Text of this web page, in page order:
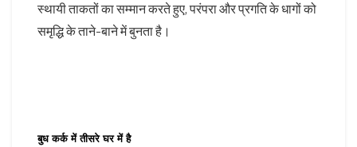
स्थायी ताकतों का सम्मान करते हुए, परंपरा और प्रगति के धागों को
समृद्धि के ताने-बाने में बुनता है।
बुध कर्क में तीसरे घर में है